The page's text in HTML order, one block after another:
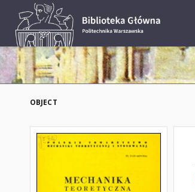
OBJECT